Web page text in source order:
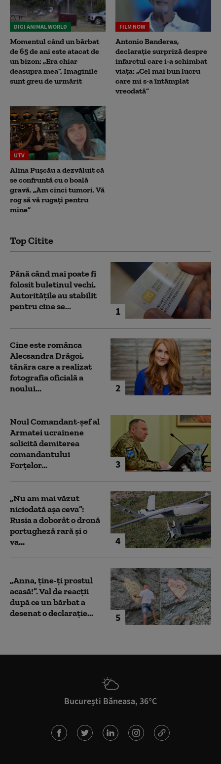
DIGI ANIMAL WORLD
Momentul când un bărbat
de 65 de ani este atacat de
un bizon: „Era chiar
deasupra mea”. Imaginile
sunt greu de urmărit
FILM NOW
Antonio Banderas,
declarație surpriză despre
infarctul care i-a schimbat
viața: „Cel mai bun lucru
care mi s-a întâmplat
vreodată”
UTV
Alina Pușcău a dezvăluit că
se confruntă cu o boală
gravă. „Am cinci tumori. Vă
rog să vă rugați pentru
mine”
Top Citite
1
Până când mai poate fi
folosit buletinul vechi.
Autoritățile au stabilit
pentru cine se...
2
Cine este românca
Alecsandra Drăgoi,
tânăra care a realizat
fotografia oficială a
noului...
3
Noul Comandant-șef al
Armatei ucrainene
solicită demiterea
comandantului
Forțelor...
4
„Nu am mai văzut
niciodată așa ceva”:
Rusia a doborât o dronă
portugheză rară și o
va...
5
„Anna, ţine-ţi prostul
acasă!”. Val de reacții
după ce un bărbat a
desenat o declarație...
București Băneasa, 36°C